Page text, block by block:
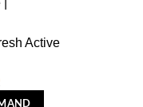
Active
Huidige
prijs